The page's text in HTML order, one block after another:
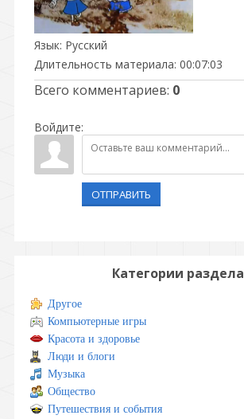
Язык: Русский
Длительность материала: 00:07:03
Всего комментариев: 0
Войдите:
ОТПРАВИТЬ
Категории раздела
Другое
Компьютерные игры
Красота и здоровье
Люди и блоги
Музыка
Общество
Путешествия и события